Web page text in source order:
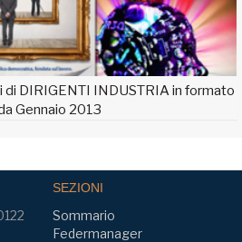
DIRIGENTI INDUSTRIA in formato
Gennaio 2013
SEZIONI
Sommario
Federmanager